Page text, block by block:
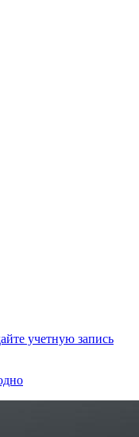
учетную запись